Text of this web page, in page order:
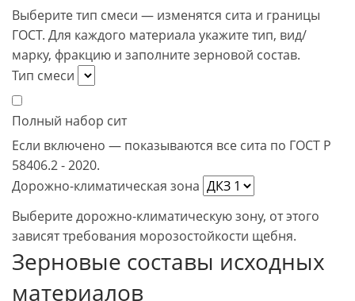
Выберите тип смеси — изменятся сита и границы
ГОСТ. Для каждого материала укажите тип, вид/
марку, фракцию и заполните зерновой состав.
Тип смеси
Полный набор сит
Если включено — показываются все сита по ГОСТ Р
58406.2 - 2020.
Дорожно-климатическая зона
Выберите дорожно-климатическую зону, от этого
зависят требования морозостойкости щебня.
Зерновые составы исходных
материалов